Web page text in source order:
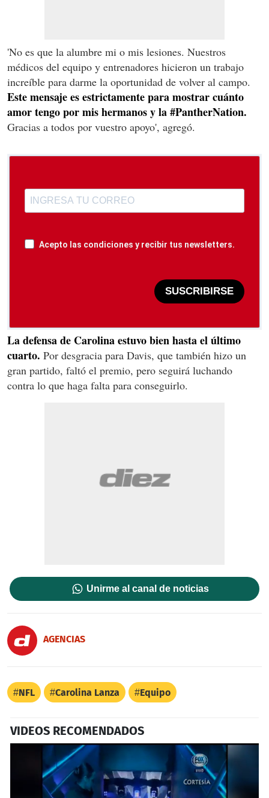
'No es que la alumbre mi o mis lesiones. Nuestros
médicos del equipo y entrenadores hicieron un trabajo
increíble para darme la oportunidad de volver al campo.
Este mensaje es estrictamente para mostrar cuánto
amor tengo por mis hermanos y la #PantherNation.
Gracias a todos por vuestro apoyo', agregó.
Acepto las condiciones y recibir tus newsletters.
SUSCRIBIRSE
La defensa de Carolina estuvo bien hasta el último
cuarto. Por desgracia para Davis, que también hizo un
gran partido, faltó el premio, pero seguirá luchando
contra lo que haga falta para conseguirlo.
Unirme al canal de noticias
AGENCIAS
NFL Carolina Lanza Equipo
VIDEOS RECOMENDADOS